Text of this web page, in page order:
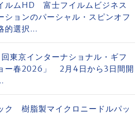
ルムHD 富士フイルムビジネス
ションのパーシャル・スピンオフ
的選択...
回東京インターナショナル・ギフ
ー春2026」 2月4日から3日間開
ク 樹脂製マイクロニードルパッ